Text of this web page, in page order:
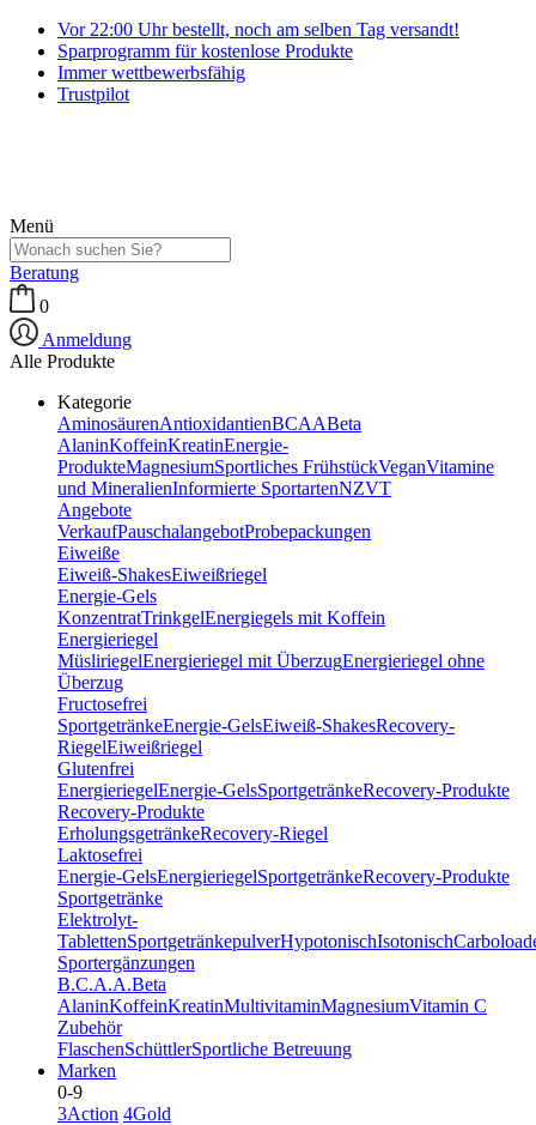
Vor 22:00 Uhr bestellt, noch am selben Tag versandt!
Sparprogramm für kostenlose Produkte
Immer wettbewerbsfähig
Trustpilot
Menü
Beratung
0
Anmeldung
Alle Produkte
Kategorie
AminosäurenAntioxidantienBCAABeta
AlaninKoffeinKreatinEnergie-
ProdukteMagnesiumSportliches FrühstückVeganVitamine
und MineralienInformierte SportartenNZVT
Angebote
VerkaufPauschalangebotProbepackungen
Eiweiße
Eiweiß-ShakesEiweißriegel
Energie-Gels
KonzentratTrinkgelEnergiegels mit Koffein
Energieriegel
MüsliriegelEnergieriegel mit ÜberzugEnergieriegel ohne
Überzug
Fructosefrei
SportgetränkeEnergie-GelsEiweiß-ShakesRecovery-
RiegelEiweißriegel
Glutenfrei
EnergieriegelEnergie-GelsSportgetränkeRecovery-Produkte
Recovery-Produkte
ErholungsgetränkeRecovery-Riegel
Laktosefrei
Energie-GelsEnergieriegelSportgetränkeRecovery-Produkte
Sportgetränke
Elektrolyt-
TablettenSportgetränkepulverHypotonischIsotonisch
Sportergänzungen
B.C.A.A.Beta
AlaninKoffeinKreatinMultivitaminMagnesiumVitamin C
Zubehör
FlaschenSchüttlerSportliche Betreuung
Marken
0-9
3Action 4Gold